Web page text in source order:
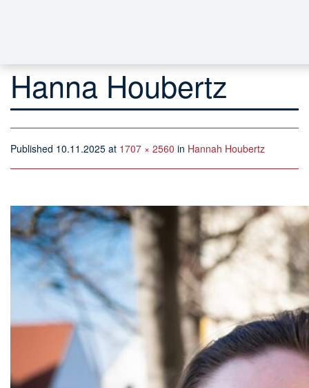
Hanna Houbertz
Published 10.11.2025 at 1707 × 2560 in Hannah Houbertz